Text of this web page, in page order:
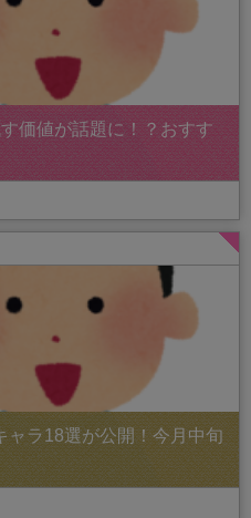
価値が話題に！？おすす
ャラ18選が公開！今月中旬